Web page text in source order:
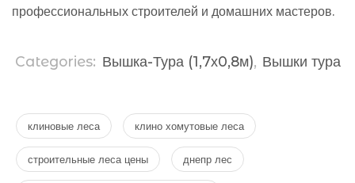
профессиональных строителей и домашних мастеров.
Categories: Вышка-Тура (1,7х0,8м), Вышки тура
клиновые леса клино хомутовые леса
строительные леса цены днепр лес